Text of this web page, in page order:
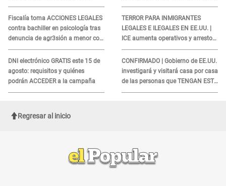
Fiscalía toma ACCIONES LEGALES
contra bachiller en psicología tras
denuncia de agr3sión a menor con
autismo
DNI electrónico GRATIS este 15 de
agosto: requisitos y quiénes
podrán ACCEDER a la campaña
TERROR PARA INMIGRANTES
LEGALES E ILEGALES EN EE.UU. |
ICE aumenta operativos y arrestos
a extranjeros en aeropuertos
CONFIRMADO | Gobierno de EE.UU.
investigará y visitará casa por casa
de las personas que TENGAN ESTE
TRABAJO
Regresar al inicio